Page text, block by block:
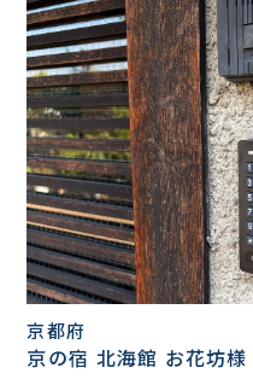
京都府
京の宿 北海館 お花坊様